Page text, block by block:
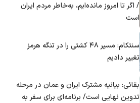
/ اگر تا امروز مانده‌ایم، به‌خاطر مردم ایران
است
سنتکام: مسیر ۴۸ کشتی را در تنگه هرمز
تغییر دادیم
بقائی: بیانیه مشترک ایران و عمان در مرحله
تدوین نهایی است/ برنامه‌ای برای سفر به